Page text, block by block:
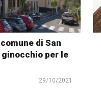
di San
per le
29/10/2021